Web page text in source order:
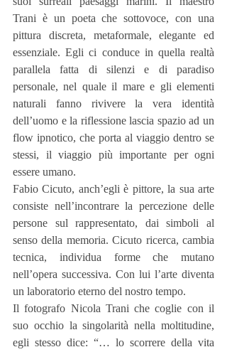
Trani è un poeta che sottovoce, con una
pittura discreta, metaformale, elegante ed
essenziale. Egli ci conduce in quella realtà
parallela fatta di silenzi e di paradiso
personale, nel quale il mare e gli elementi
naturali fanno rivivere la vera identità
dell’uomo e la riflessione lascia spazio ad un
flow ipnotico, che porta al viaggio dentro se
stessi, il viaggio più importante per ogni
essere umano.
Fabio Cicuto, anch’egli è pittore, la sua arte
consiste nell’incontrare la percezione delle
persone sul rappresentato, dai simboli al
senso della memoria. Cicuto ricerca, cambia
tecnica, individua forme che mutano
nell’opera successiva. Con lui l’arte diventa
un laboratorio eterno del nostro tempo.
Il fotografo Nicola Trani che coglie con il
suo occhio la singolarità nella moltitudine,
egli stesso dice: “… lo scorrere della vita